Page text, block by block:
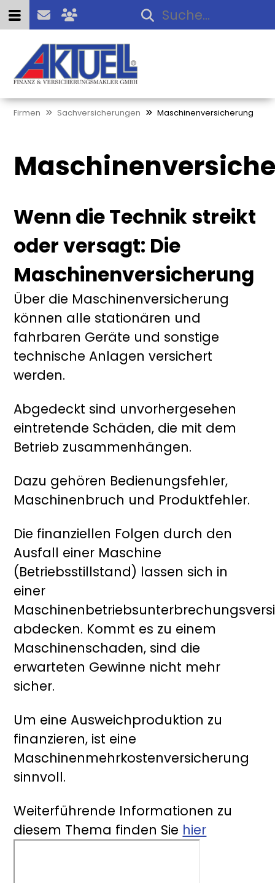
Firmen Sachversicherungen Maschinenversicherung
Wenn die Technik streikt
oder versagt: Die
Maschinenversicherung
Über die Maschinenversicherung
können alle stationären und
fahrbaren Geräte und sonstige
technische Anlagen versichert
werden.
Abgedeckt sind unvorhergesehen
eintretende Schäden, die mit dem
Betrieb zusammenhängen.
Dazu gehören Bedienungsfehler,
Maschinenbruch und Produktfehler.
Die finanziellen Folgen durch den
Ausfall einer Maschine
(Betriebsstillstand) lassen sich in
einer
abdecken. Kommt es zu einem
Maschinenschaden, sind die
erwarteten Gewinne nicht mehr
sicher.
Um eine Ausweichproduktion zu
finanzieren, ist eine
Maschinenmehrkostenversicherung
sinnvoll.
Weiterführende Informationen zu
diesem Thema finden Sie hier